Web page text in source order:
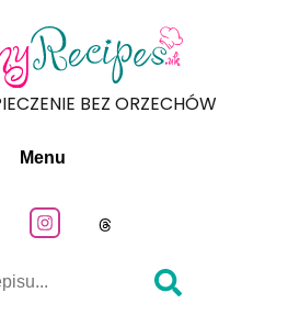
BEZ ORZECHÓW
Menu